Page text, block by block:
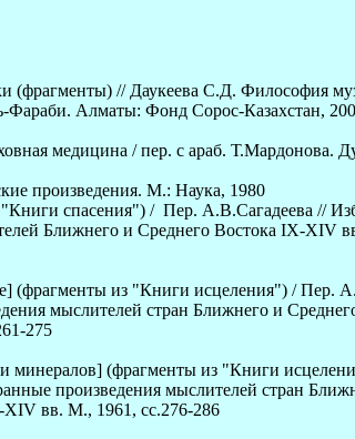
(фрагменты) // Даукеева С.Д. Философия
Фараби. Алматы: Фонд Сорос-Казахстан,
медицина / пер. с араб. Т.Мардонова.
произведения. М.: Наука, 1980
спасения") / Пер. А.В.Сагадеева //
Ближнего и Среднего Востока IX-XIV
] (фрагменты из "Книги исцеления") / Пер.
мыслителей стран Ближнего и
275
минералов] (фрагменты из "Книги
произведения мыслителей стран
вв. М., 1961, сс.276-286